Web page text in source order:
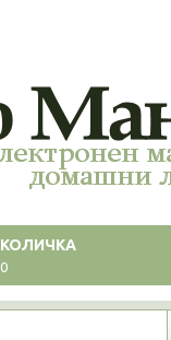
КОЛИЧКА
0